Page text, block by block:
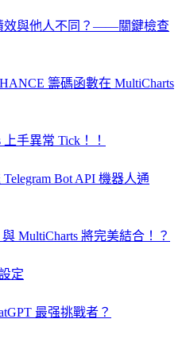
效與他人不同？——關鍵檢查
籌碼函數在 MultiCharts
手異常 Tick！！
Bot API 機器人通
MultiCharts 將完美結合！？
定
最强挑戰者？